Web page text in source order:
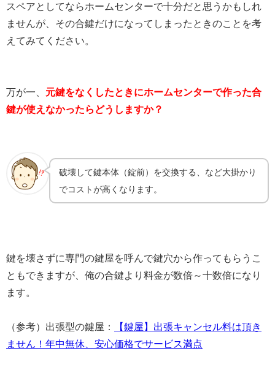
スペアとしてならホームセンターで十分だと思うかもしれ
ませんが、その合鍵だけになってしまったときのことを考
えてみてください。
万が一、 元鍵をなくしたときにホームセンターで作った合
鍵が使えなかったらどうしますか？
破壊して鍵本体（錠前）を交換する、など大掛かり
でコストが高くなります。
鍵を壊さずに専門の鍵屋を呼んで鍵穴から作ってもらうこ
ともできますが、俺の合鍵より料金が数倍～十数倍になり
ます。
（参考）出張型の鍵屋：
【鍵屋】出張キャンセル料は頂き
ません！年中無休、安心価格でサービス満点